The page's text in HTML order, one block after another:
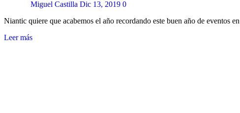
Miguel Castilla Dic 13, 2019 0
Niantic quiere que acabemos el año recordando este buen año de eventos
Leer más